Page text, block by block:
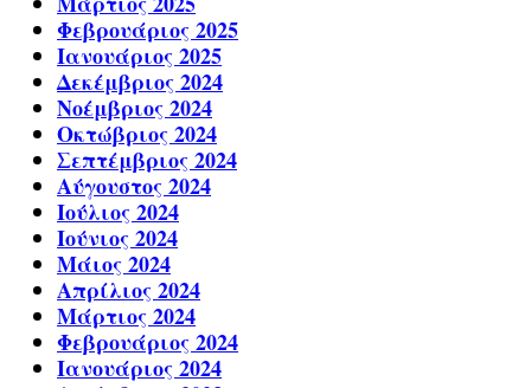
Φεβρουάριος 2025
Ιανουάριος 2025
Δεκέμβριος 2024
Νοέμβριος 2024
Οκτώβριος 2024
Σεπτέμβριος 2024
Αύγουστος 2024
Ιούλιος 2024
Ιούνιος 2024
Μάιος 2024
Απρίλιος 2024
Μάρτιος 2024
Φεβρουάριος 2024
Ιανουάριος 2024